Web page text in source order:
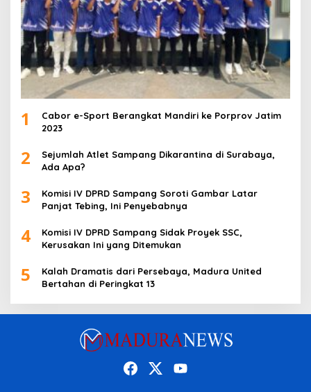
1
Cabor e-Sport Berangkat Mandiri ke Porprov Jatim
2023
2
Sejumlah Atlet Sampang Dikarantina di Surabaya,
Ada Apa?
3
Komisi IV DPRD Sampang Soroti Gambar Latar
Panjat Tebing, Ini Penyebabnya
4
Komisi IV DPRD Sampang Sidak Proyek SSC,
Kerusakan Ini yang Ditemukan
5
Kalah Dramatis dari Persebaya, Madura United
Bertahan di Peringkat 13